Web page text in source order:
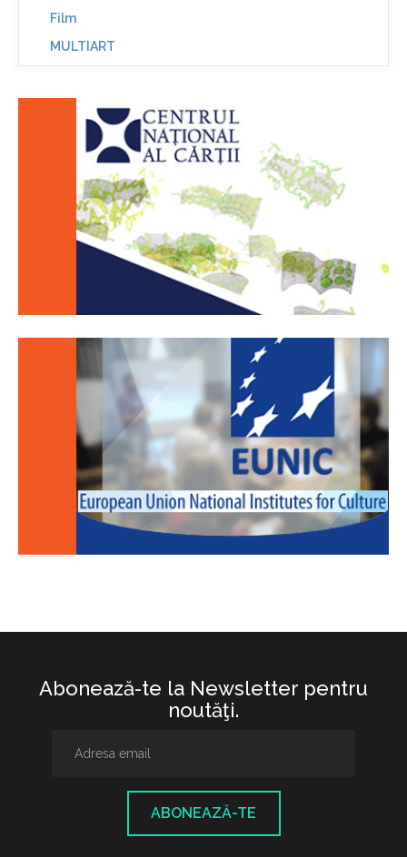
Film
MULTIART
Abonează-te la Newsletter pentru
noutăţi.
ABONEAZĂ-TE